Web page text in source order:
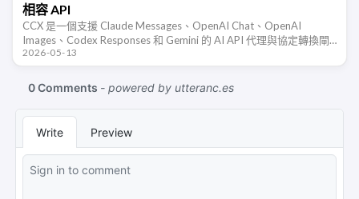
相容 API
CCX 是一個支援 Claude Messages、OpenAI Chat、OpenAI
Images、Codex Responses 和 Gemini 的 AI API 代理與協定轉換閘
道。本文整理 …
2026-05-13